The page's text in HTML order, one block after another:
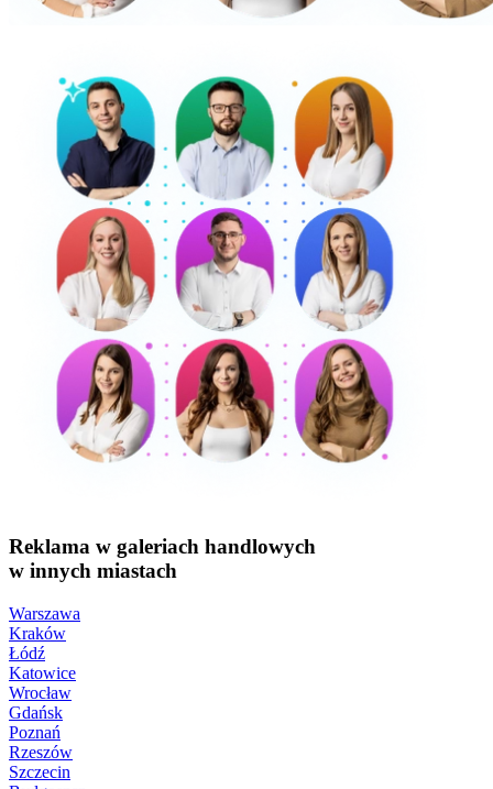
Reklama w galeriach handlowych
w innych miastach
Warszawa
Kraków
Łódź
Katowice
Wrocław
Gdańsk
Poznań
Rzeszów
Szczecin